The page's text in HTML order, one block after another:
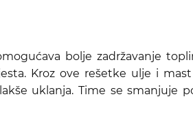
bolje zadržavanje
Kroz ove rešetke ulje i
uklanja. Time se smanjuje